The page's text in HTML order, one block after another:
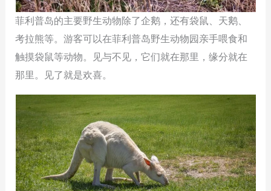
菲利普岛的主要野生动物除了企鹅，还有袋鼠、天鹅、
考拉熊等。游客可以在菲利普岛野生动物园亲手喂食和
触摸袋鼠等动物。见与不见，它们就在那里，缘分就在
那里。见了就是欢喜。